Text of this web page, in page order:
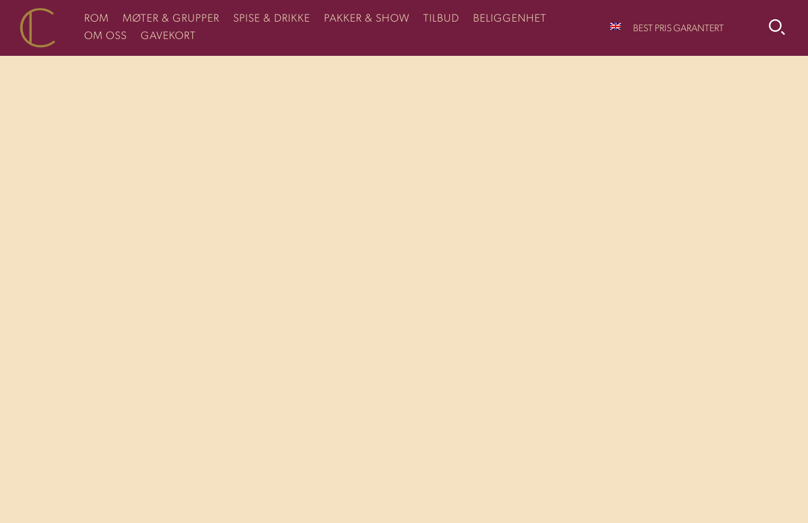
ROM MØTER & GRUPPER SPISE & DRIKKE PAKKER & SHOW TILBUD
BELIGGENHET
OM OSS
GAVEKORT
BEST PRIS GARANTERT